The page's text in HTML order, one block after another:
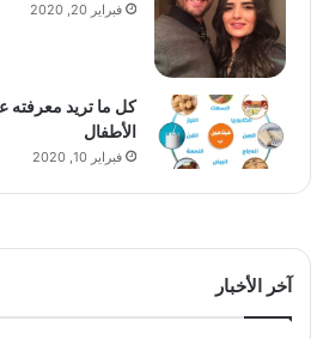
فبراير 20, 2020
كل ما تريد معرفته
الأطفال
فبراير 10, 2020
آخر الأخبار